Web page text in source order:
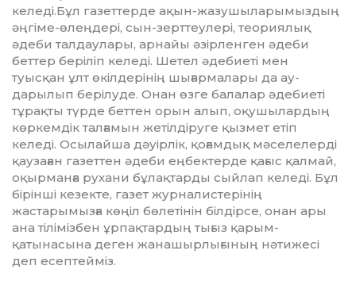
келеді.Бұл газеттерде ақын-жазушыларымыздың
әңгіме-өлең­дері, сын-зерттеулері, теориялық
әдеби талдаулары, арнайы әзірленген әдеби
беттер беріліп келеді. Шетел әдебиеті мен
туысқан ұлт өкілдерінің шығармалары да ау­
дарылып берілуде. Онан өзге балалар әдебиеті
тұрақты түрде беттен орын алып, оқу­шылардың
көркемдік талғамын же­тілдіруге қызмет етіп
келеді. Осылайша дәуір­лік, қоғамдық мәселелерді
қаузаған га­зеттен әдеби еңбектерде қағыс қалмай,
оқыр­манға рухани бұлақтарды сыйлап келе­ді. Бұл
бірінші кезекте, газет журналис­тері­нің
жастарымызға көңіл бөлетінін біл­дір­се, онан ары
ана тілімізбен ұрпақтар­дың тығыз қарым-
қатынасына деген жа­на­шырлығының нәтижесі
деп есептей­міз.